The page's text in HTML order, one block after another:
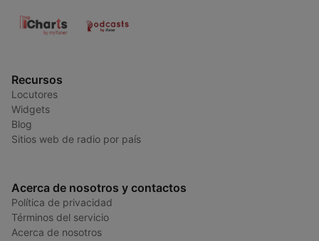
Recursos
Locutores
Widgets
Blog
Sitios web de radio por país
Acerca de nosotros y contactos
Política de privacidad
Términos del servicio
Acerca de nosotros